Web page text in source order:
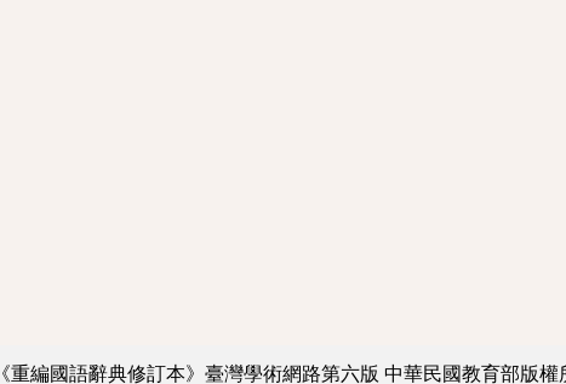
《重編國語辭典修訂本》臺灣學術網路第六版 中華民國教育部版權